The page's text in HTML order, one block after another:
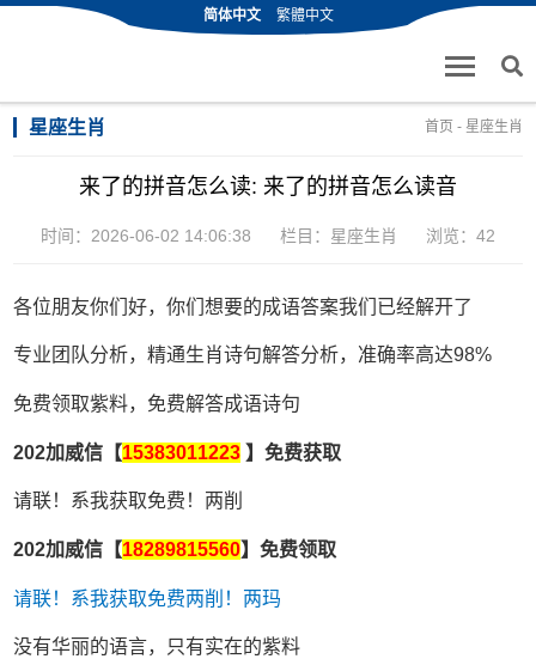
简体中文 繁體中文
星座生肖 首页 - 星座生肖
来了的拼音怎么读: 来了的拼音怎么读音
时间：2026-06-02 14:06:38 栏目： 星座生肖 浏览：42
各位朋友你们好，你们想要的成语答案我们已经解开了
专业团队分析，精通生肖诗句解答分析，准确率高达98%
免费领取紫料，免费解答成语诗句
202加威信【15383011223 】免费获取
请联！系我获取免费！两削
202加威信【18289815560】免费领取
请联！系我获取免费两削！两玛
没有华丽的语言，只有实在的紫料